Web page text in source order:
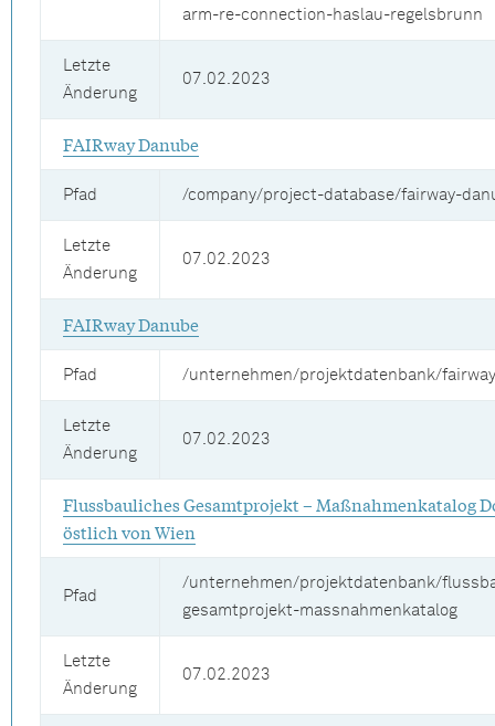
arm-re-connection-haslau-regelsbrunn
Letzte
Änderung
07.02.2023
FAIRway Danube
Pfad /company/project-database/fairway-
Letzte
Änderung
07.02.2023
FAIRway Danube
Pfad /unternehmen/projektdatenbank/
Letzte
Änderung
07.02.2023
Flussbauliches Gesamtprojekt – Maßnahmenkatalog
östlich von Wien
Pfad
/unternehmen/projektdatenbank/
gesamtprojekt-massnahmenkatalog
Letzte
Änderung
07.02.2023